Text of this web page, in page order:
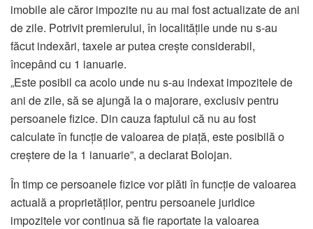
imobile ale căror impozite nu au mai fost actualizate de ani
de zile. Potrivit premierului, în localitățile unde nu s-au
făcut indexări, taxele ar putea crește considerabil,
începând cu 1 ianuarie.
„Este posibil ca acolo unde nu s-au indexat impozitele de
ani de zile, să se ajungă la o majorare, exclusiv pentru
persoanele fizice. Din cauza faptului că nu au fost
calculate în funcție de valoarea de piață, este posibilă o
creștere de la 1 ianuarie”, a declarat Bolojan.
În timp ce persoanele fizice vor plăti în funcție de valoarea
actuală a proprietăților, pentru persoanele juridice
impozitele vor continua să fie raportate la valoarea